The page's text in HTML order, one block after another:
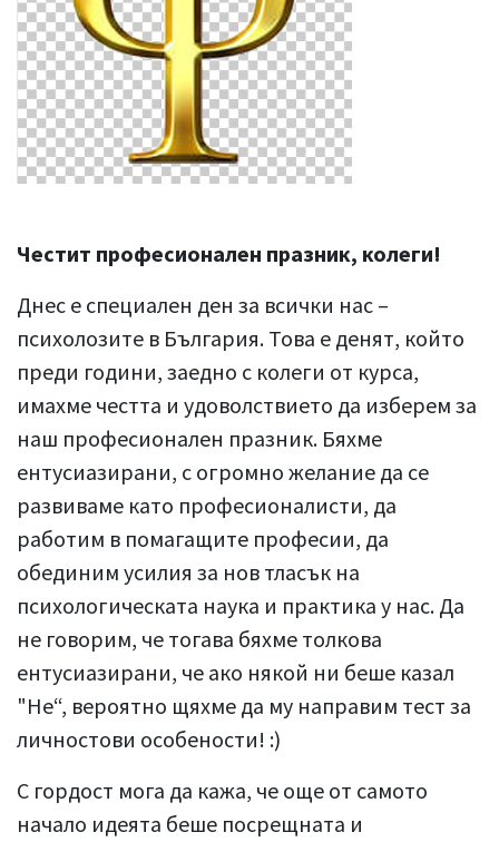
Честит професионален празник, колеги!
Днес е специален ден за всички нас –
психолозите в България. Това е денят, който
преди години, заедно с колеги от курса,
имахме честта и удоволствието да изберем за
наш професионален празник. Бяхме
ентусиазирани, с огромно желание да се
развиваме като професионалисти, да
работим в помагащите професии, да
обединим усилия за нов тласък на
психологическата наука и практика у нас. Да
не говорим, че тогава бяхме толкова
ентусиазирани, че ако някой ни беше казал
"Не“, вероятно щяхме да му направим тест за
личностови особености! :)
С гордост мога да кажа, че още от самото
начало идеята беше посрещната и